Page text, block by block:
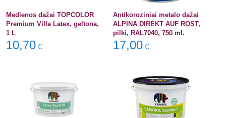
Medienos dažai TOPCOLOR
Premium Villa Latex, geltona,
1 L
10,70 €
Antikoroziniai metalo dažai
ALPINA DIREKT AUF ROST,
pilki, RAL7040, 750 ml.
17,00 €